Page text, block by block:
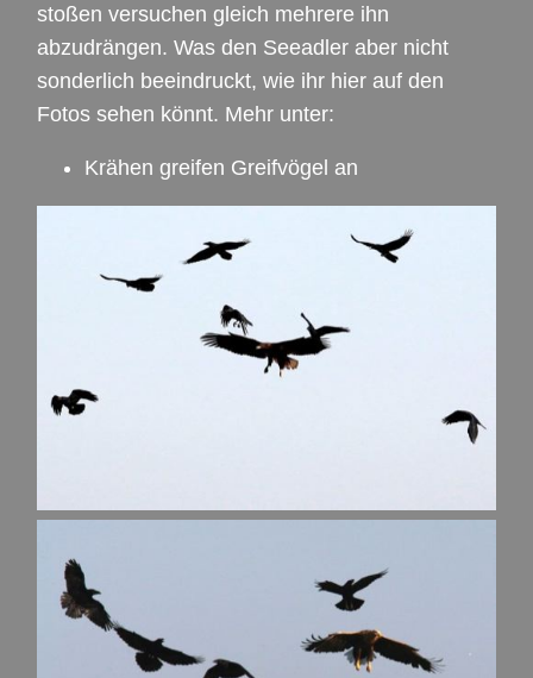
stoßen versuchen gleich mehrere ihn
abzudrängen. Was den Seeadler aber nicht
sonderlich beeindruckt, wie ihr hier auf den
Fotos sehen könnt. Mehr unter:
Krähen greifen Greifvögel an